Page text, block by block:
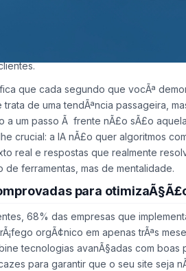
que cada segundo que vocÃª
de uma tendÃªncia passageira,
a um passo Ã frente nÃ£o sÃ£o
crucial: a IA nÃ£o quer algoritmos
real e respostas que realmente
de ferramentas, mas de mentalidade.
para
68% das empresas que
orgÃ¢nico em apenas trÃªs
tecnologias avanÃ§adas com boas
para garantir que o seu site seja